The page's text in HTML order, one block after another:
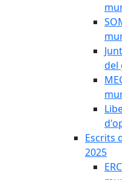
del
Escrits
2025